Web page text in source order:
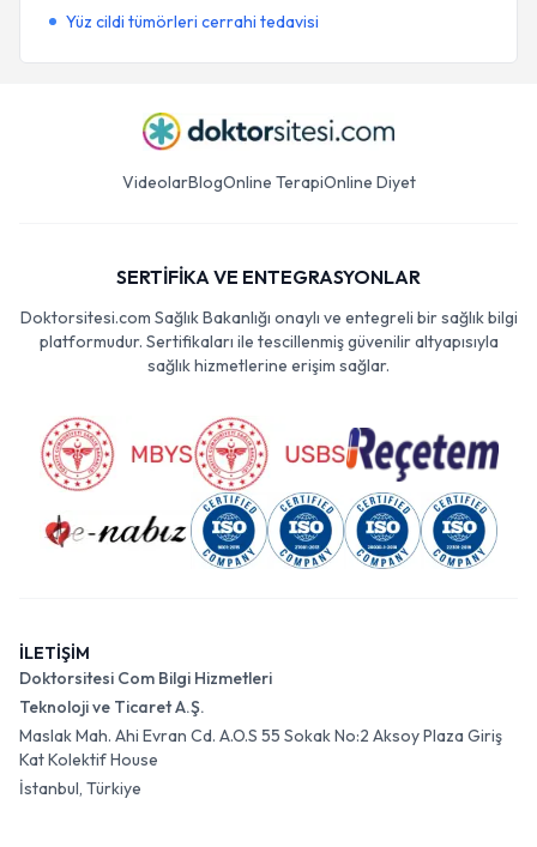
Yüz cildi tümörleri cerrahi tedavisi
VideolarBlogOnline TerapiOnline Diyet
SERTİFİKA VE ENTEGRASYONLAR
Doktorsitesi.com Sağlık Bakanlığı onaylı ve entegreli bir sağlık bilgi
platformudur. Sertifikaları ile tescillenmiş güvenilir altyapısıyla
sağlık hizmetlerine erişim sağlar.
İLETİŞİM
Doktorsitesi Com Bilgi Hizmetleri
Teknoloji ve Ticaret A.Ş.
Maslak Mah. Ahi Evran Cd. A.O.S 55 Sokak No:2 Aksoy Plaza Giriş
Kat Kolektif House
İstanbul, Türkiye